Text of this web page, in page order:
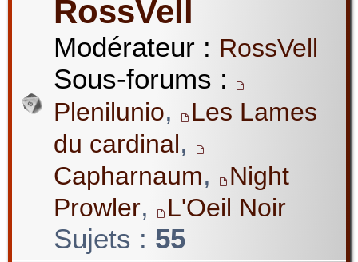
RossVell
Modérateur : RossVell
Sous-forums :
Plenilunio,
Les Lames
du cardinal,
Capharnaum,
Night
Prowler, L'Oeil Noir
Sujets : 55